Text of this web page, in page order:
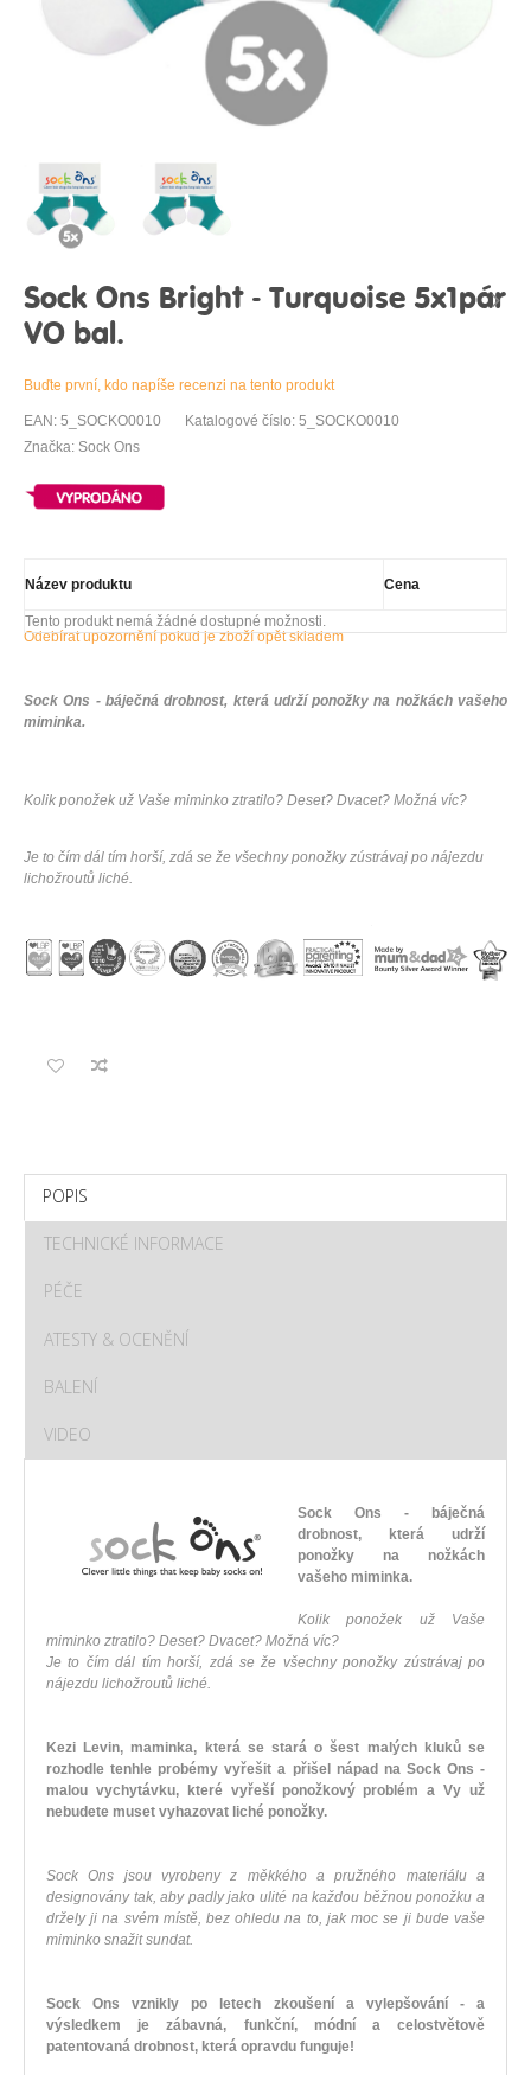
Sock Ons Bright - Turquoise 5x1pár
VO bal.
Buďte první, kdo napíše recenzi na tento produkt
EAN: 5_SOCKO0010
Katalogové číslo: 5_SOCKO0010
Značka: Sock Ons
Název produktu Cena
Tento produkt nemá žádné dostupné možnosti.
Odebírat upozornění pokud je zboží opět skladem
Sock Ons - báječná drobnost, která udrží ponožky na nožkách vašeho
miminka.
Kolik ponožek už Vaše miminko ztratilo? Deset? Dvacet? Možná víc?
Je to čím dál tím horší, zdá se že všechny ponožky zústrávaj po nájezdu
lichožroutů liché.
POPIS
TECHNICKÉ INFORMACE
PÉČE
ATESTY & OCENĚNÍ
BALENÍ
VIDEO
Sock Ons - báječná
drobnost, která udrží
ponožky na nožkách
vašeho miminka.
Kolik ponožek už Vaše
miminko ztratilo? Deset? Dvacet? Možná víc?
Je to čím dál tím horší, zdá se že všechny ponožky zústrávaj po
nájezdu lichožroutů liché.
Kezi Levin, maminka, která se stará o šest malých kluků se
rozhodle tenhle probémy vyřešit a přišel nápad na Sock Ons -
malou vychytávku, které vyřeší ponožkový problém a Vy už
nebudete muset vyhazovat liché ponožky.
Sock Ons jsou vyrobeny z měkkého a pružného materiálu a
designovány tak, aby padly jako ulité na každou běžnou ponožku a
držely ji na svém místě, bez ohledu na to, jak moc se ji bude vaše
miminko snažit sundat.
Sock Ons vznikly po letech zkoušení a vylepšování - a
výsledkem je zábavná, funkční, módní a celostvětově
patentovaná drobnost, která opravdu funguje!